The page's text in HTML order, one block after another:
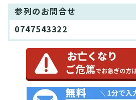
参列のお問合せ
0747543322